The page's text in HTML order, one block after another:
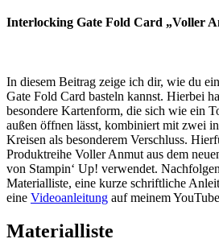
Interlocking Gate Fold Card „Voller
In diesem Beitrag zeige ich dir, wie du
Gate Fold Card basteln kannst. Hierbei
besondere Kartenform, die sich wie ein
außen öffnen lässt, kombiniert mit zwei
Kreisen als besonderem Verschluss.
Produktreihe Voller Anmut aus dem
von Stampin‘ Up! verwendet.
Materialliste, eine kurze schriftliche
eine Videoanleitung auf meinem
Materialliste